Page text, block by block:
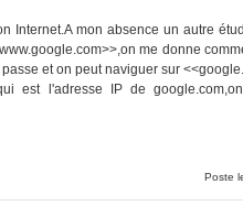
Internet.A mon absence un autre
me donne
et on peut naviguer sur
est l'adresse IP de
Poste